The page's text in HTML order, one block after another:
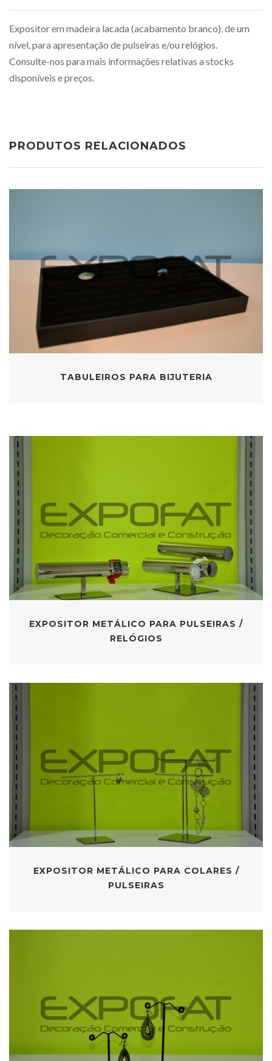
Expositor em madeira lacada (acabamento branco), de um
nível, para apresentação de pulseiras e/ou relógios.
Consulte-nos para mais informações relativas a stocks
disponíveis e preços.
PRODUTOS RELACIONADOS
TABULEIROS PARA BIJUTERIA
EXPOSITOR METÁLICO PARA PULSEIRAS /
RELÓGIOS
EXPOSITOR METÁLICO PARA COLARES /
PULSEIRAS